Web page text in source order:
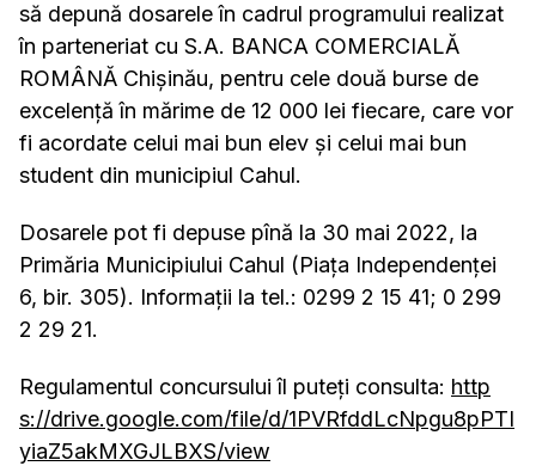
să depună dosarele în cadrul programului realizat
în parteneriat cu S.A. BANCA COMERCIALĂ
ROMÂNĂ Chișinău, pentru cele două burse de
excelență în mărime de 12 000 lei fiecare, care vor
fi acordate celui mai bun elev și celui mai bun
student din municipiul Cahul.
Dosarele pot fi depuse pînă la 30 mai 2022, la
Primăria Municipiului Cahul (Piața Independenței
6, bir. 305). Informații la tel.: 0299 2 15 41; 0 299
2 29 21.
Regulamentul concursului îl puteți consulta: http
s://drive.google.com/file/d/1PVRfddLcNpgu8pPTI
yiaZ5akMXGJLBXS/view